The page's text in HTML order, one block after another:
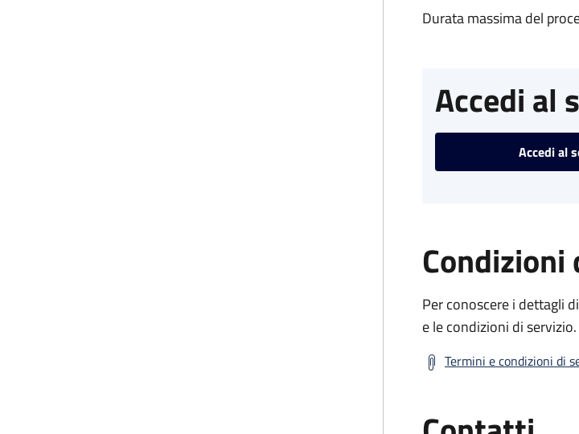
Durata massima del
Accedi al
Accedi al
Per conoscere i dettagli
e le condizioni di servizio.
Termini e condizioni di